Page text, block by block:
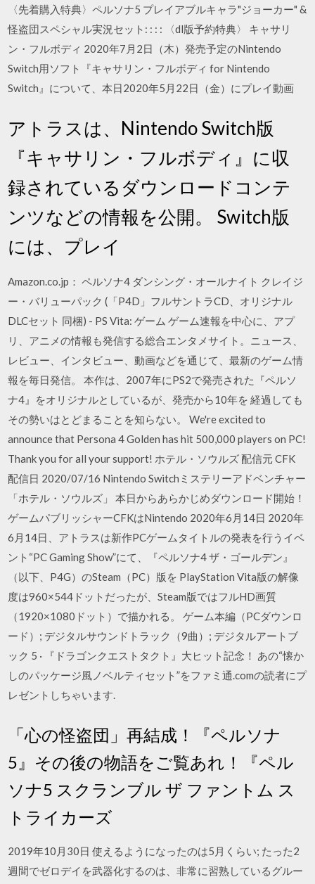
〈先着購入特典〉ペルソナ5 プレイアブルキャラ"ジョーカー" &
怪盗団スペシャル実況セット: : : : 〈dl版予約特典〉 キャサリ
ン・フルボディ 2020年7月2日（木）発売予定のNintendo
Switch用ソフト『キャサリン・フルボディ for Nintendo
Switch』について、本日2020年5月22日（金）にプレイ動画
アトラスは、Nintendo Switch版
『キャサリン・フルボディ』に収
録されているダウンロードコンテ
ンツなどの情報を公開。 Switch版
には、プレイ
Amazon.co.jp： ペルソナ4 ダンシング・オールナイト クレイジ
ー・バリューパック (「P4D」フルサントラCD、オリジナル
DLCセット 同梱) - PS Vita: ゲーム ゲーム速報を中心に、アプ
リ、アニメの情報も発信する総合エンタメサイト。ニュース、
レビュー、インタビュー、動画などを通じて、最新のゲーム情
報を毎日発信。 本作は、2007年にPS2で発売された『ペルソ
ナ4』をオリジナルとしているが、発売から10年を 経過しても
その勢いはとどまることを知らない。 We're excited to
announce that Persona 4 Golden has hit 500,000 players on PC!
Thank you for all your support! ホテル・ソウルズ 配信元 CFK
配信日 2020/07/16 Nintendo Switchミステリーアドベンチャー
「ホテル・ソウルズ」 本日からあらかじめダウンロード開始！
ゲームパブリッシャーCFKはNintendo 2020年6月14日 2020年
6月14日、アトラスは新作PCゲームタイトルの発表を行うイベ
ント“PC Gaming Show”にて、『ペルソナ4 ザ・ゴールデン』
（以下、P4G）のSteam（PC）版を PlayStation Vita版の解像
度は960×544ドットだったが、Steam版ではフルHD画質
（1920×1080ドット）で描かれる。 ゲーム本編（PCダウンロ
ード）; デジタルサウンドトラック（9曲）; デジタルアートブ
ック 5 · 『ドラゴンクエストタクト』大ヒット記念！ あの“懐か
しのパッケージ風ノベルティセット”をファミ通.comの読者にプ
レゼントしちゃいます.
「心の怪盗団」再結成！『ペルソナ
5』その後の物語をご覧あれ！『ペル
ソナ5 スクランブル ザ ファントム ス
トライカーズ
2019年10月30日 使えるようになったのは5月くらい; たった2
週間でゼロデイを武器化するのは、非常に習熟しているグルー